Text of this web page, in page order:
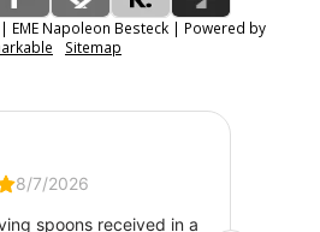
Napoleon Besteck | Powered by
Sitemap